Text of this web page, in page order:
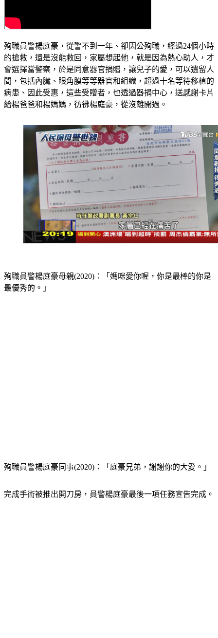
殉職員警楊庭豪，從警不到一年、卻因公殉職，經過24個小時
的搶救，還是沒能救回，家屬想起他，就是因為熱心助人，才
會選擇當警察，於是同意器官捐贈，讓兒子的愛，可以遺留人
間，包括內臟、眼角膜等等器官和組織，超過十名等待移植的
病患、因此受惠，這些受贈者，也透過器捐中心，送感謝卡片
殉職員警楊庭豪母親(2020)：「媽咪愛你喔，你是最棒的你是